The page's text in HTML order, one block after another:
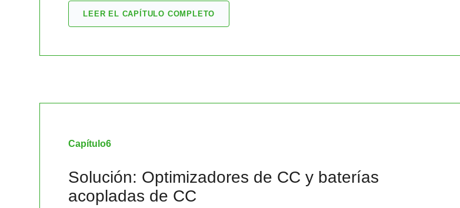
LEER EL CAPÍTULO COMPLETO
Capítulo6
Solución: Optimizadores de CC y baterías
acopladas de CC